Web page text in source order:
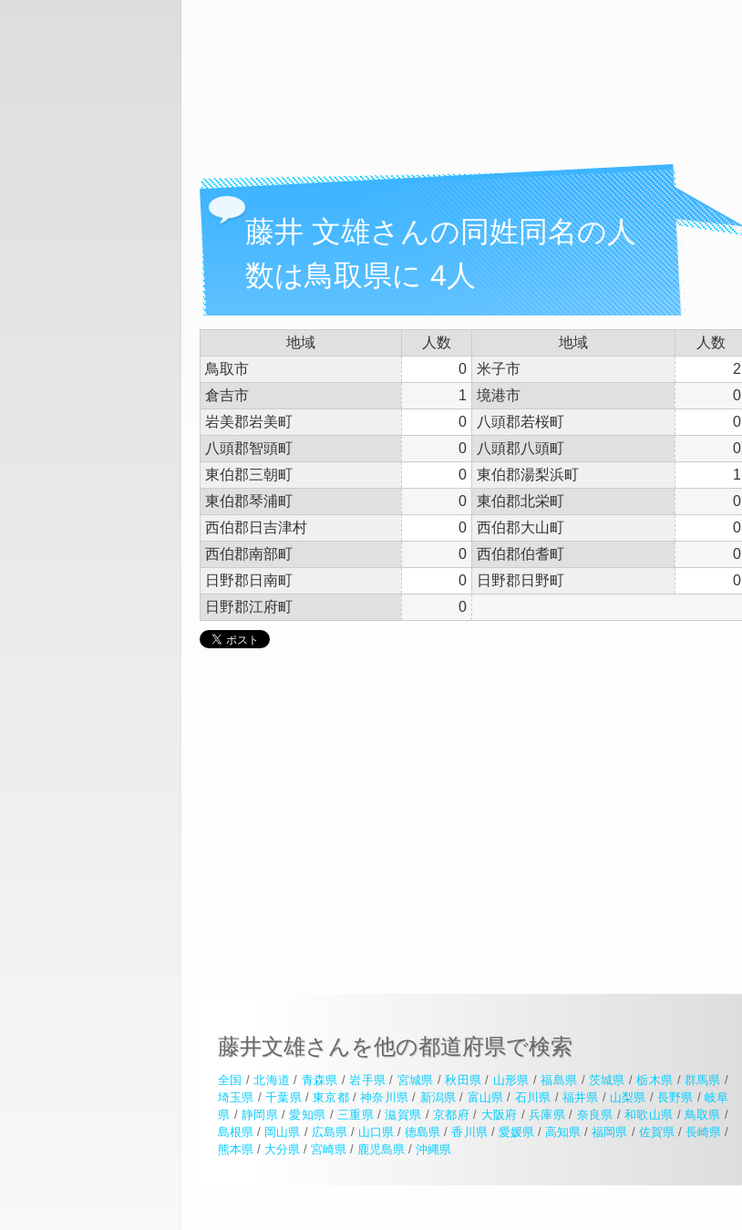
藤井 文雄さんの同姓同名の人
数は鳥取県に 4人
地域 人数 地域
人数
鳥取市
0 米子市
2
倉吉市
1 境港市
0
岩美郡岩美町
0 八頭郡若桜町
0
八頭郡智頭町
0 八頭郡八頭町
0
東伯郡三朝町
0 東伯郡湯梨浜町
1
東伯郡琴浦町
0 東伯郡北栄町
0
西伯郡日吉津村
0 西伯郡大山町
0
西伯郡南部町
0 西伯郡伯耆町
0
日野郡日南町
0 日野郡日野町
0
日野郡江府町
0
藤井文雄さんを他の都道府県で検索
全国 /北海道 / 青森県 /岩手県 / 宮城県 /秋田県 / 山形県 /福島県 / 茨城県 /栃木県 / 群馬県 /
埼玉県 /千葉県/東京都/神奈川県 / 新潟県 / 富山県 / 石川県 / 福井県 / 山梨県 / 長野県 / 岐阜
県 / 静岡県/愛知県 / 三重県/滋賀県 / 京都府/ 大阪府 /兵庫県/ 奈良県 /和歌山県 / 鳥取県 /
島根県 / 岡山県 / 広島県/ 山口県 /徳島県 /香川県/ 愛媛県/高知県 /福岡県 / 佐賀県/ 長崎県 /
熊本県 / 大分県 / 宮崎県 / 鹿児島県 / 沖縄県